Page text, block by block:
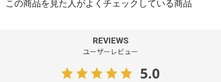
REVIEWS
ユーザーレビュー
5.0